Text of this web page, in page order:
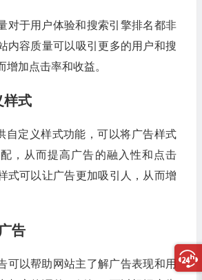
对于用户体验和搜索引擎排名都非
内容质量可以吸引更多的用户和搜
增加点击率和收益。
样式
自定义样式功能，可以将广告样式
，从而提高广告的融入性和点击
式可以让广告更加吸引人，从而增
告
可以帮助网站主了解广告表现和用